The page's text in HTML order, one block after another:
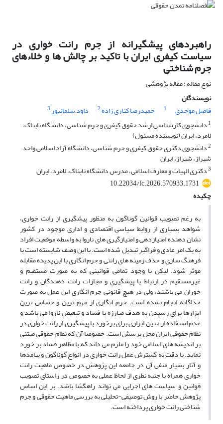
راهبردهای پیشگیرانه از جرم رانت خواری در
سیاست کیفری ایران با تاکید بر چالش ها و خلاءهای
جرم شناختی
نوع مقاله : مقاله پژوهشی
نویسندگان
فاضل موحدی
1 حمیدرضا کناری زاده2 داود سلمانپور3
1 دانشجوی کارشناسی ارشد حقوق کیفری و جرم شناسی، دانشگاه تابناک،
لامرد، ایران (نویسنده مسئول)
2دانشجوی دکتری حقوق کیفری و جرم شناسی، دانشگاه آزاد اسلامی واحد
شیراز، شیراز، ایران
3دکتری الهیات و معارف اسلامی، مدرس دانشگاه تابناک، لامرد، ایران
10.22034/lc.2026.570933.1731
چکیده
به رغم تصویب قوانین گوناگون به منظور پیشگیری از رانت خواری،
شواهد بسیاری از روابط سیاسی اقتصادی و اداری موجود در کشور
نشان دهنده امتیازدهی و امتیازگیری های ناروا به واسطه موقعیت افراد
به یک امر عادی وفراگیر تبدیل شده است. با این وصف شایسته است با
فرهنگ سازی و حذف زمینه های رانتی و جرم انگاری با این پدیده مقابله
موثر شود. لیکن با وجود تمامی قوانینی که به صورت مستقیم و
غیرمستقیم در ارتباط با پیشگیری و مجازات رانت دهندگان و رانت
خوران می باشند، ولی در هیچ قانونی جرم انگاری این عمل به صورت
جداگانه انجام نشده است. جرم انگاری از مهم ترین و حساس ترین
ابزارها برای رسیدن به هدف مبارزه با فساد و تبعیض ناروا می باشد و
عدم استفاده از چنین ابزاری برای برخورد با پیشگیری از رانت خواری در
نظام حقوقی ایران محل پرسش است. خصوصا آن که نظام حقوقی مبتنی
بر اندیشه های اسلامی خود را ملزم می داند که با مظاهر فساد بر خورد
نماید. با دقت به گسترش عمل رانت خواری در انواع گوناگون و پیامدها
و آثار بسیار منفی آن در جامعه این پژوهش در خصوص ماهیت رانت
خواری همراه با جنبه نظری از لحاظ عملی به خصوص در راستای تصویب
قوانین و سیاست های اجرایی می تواند راهگشا باشد. بر این اساس
پژوهش حاضر با روش توصیفی-تحلیلی به بررسی ماهیت حقوقی و جرم
شناختی رانت خواری پرداخته است.